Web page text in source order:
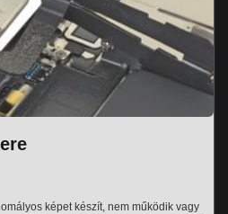
képet készít, nem működik vagy